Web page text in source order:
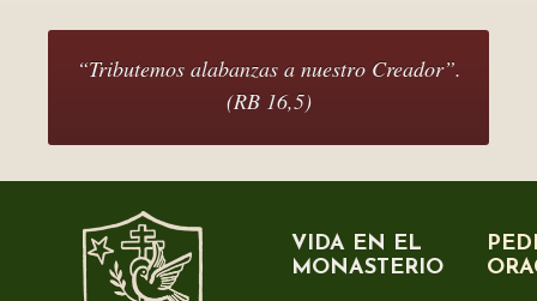
“Tributemos alabanzas a nuestro Creador”.
(RB 16,5)
VIDA EN EL
MONASTERIO